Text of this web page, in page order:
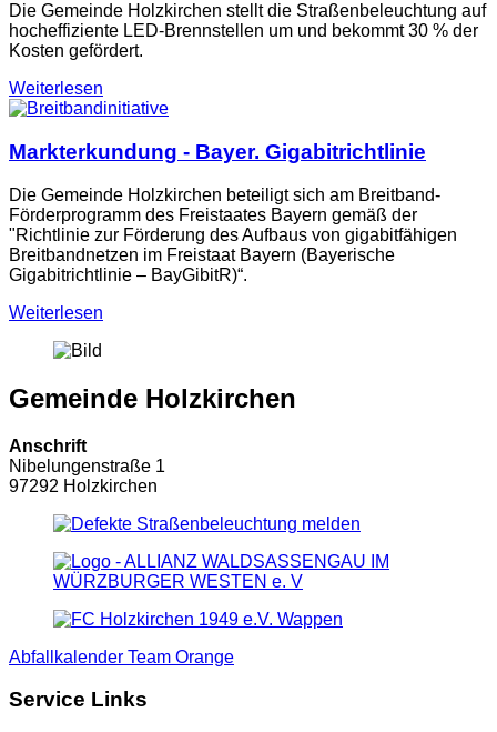
Die Gemeinde Holzkirchen stellt die Straßenbeleuchtung auf
hocheffiziente LED-Brennstellen um und bekommt 30 % der
Kosten gefördert.
Weiterlesen
Markterkundung - Bayer. Gigabitrichtlinie
Die Gemeinde Holzkirchen beteiligt sich am Breitband-
Förderprogramm des Freistaates Bayern gemäß der
"Richtlinie zur Förderung des Aufbaus von gigabitfähigen
Breitbandnetzen im Freistaat Bayern (Bayerische
Gigabitrichtlinie – BayGibitR)“.
Weiterlesen
Gemeinde Holzkirchen
Anschrift
Nibelungenstraße 1
97292 Holzkirchen
Abfallkalender Team Orange
Service Links